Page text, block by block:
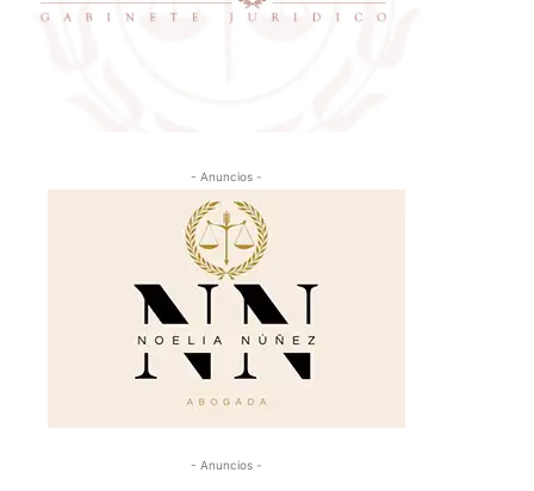
- Anuncios -
- Anuncios -